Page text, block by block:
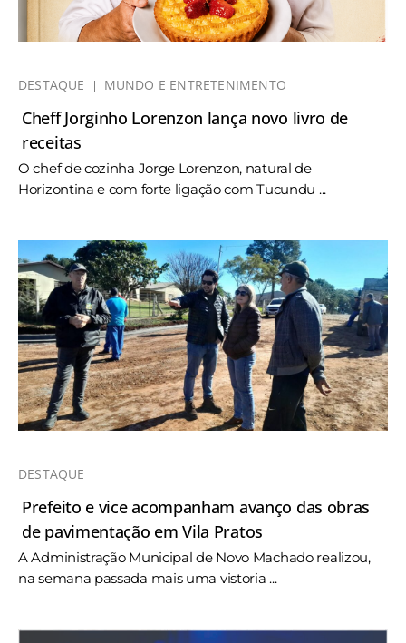
DESTAQUE MUNDO E ENTRETENIMENTO
Cheff Jorginho Lorenzon lança novo livro de
receitas
O chef de cozinha Jorge Lorenzon, natural de
Horizontina e com forte ligação com Tucundu ...
DESTAQUE
Prefeito e vice acompanham avanço das obras
de pavimentação em Vila Pratos
A Administração Municipal de Novo Machado realizou,
na semana passada mais uma vistoria ...